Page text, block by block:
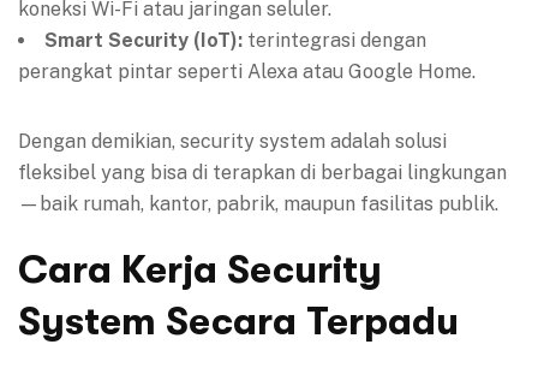
koneksi Wi-Fi atau jaringan seluler.
Smart Security (IoT): terintegrasi dengan
perangkat pintar seperti Alexa atau Google Home.
Dengan demikian, security system adalah solusi
fleksibel yang bisa di terapkan di berbagai lingkungan
—baik rumah, kantor, pabrik, maupun fasilitas publik.
Cara Kerja Security
System Secara Terpadu